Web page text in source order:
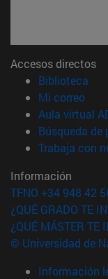
Accesos directos
Biblioteca
Mi correo
Aula virtual
Búsqueda de
Trabaja con
Información
TFNO +34 948 42
¿QUÉ GRADO TE
¿QUÉ MÁSTER TE
© Universidad de
Información